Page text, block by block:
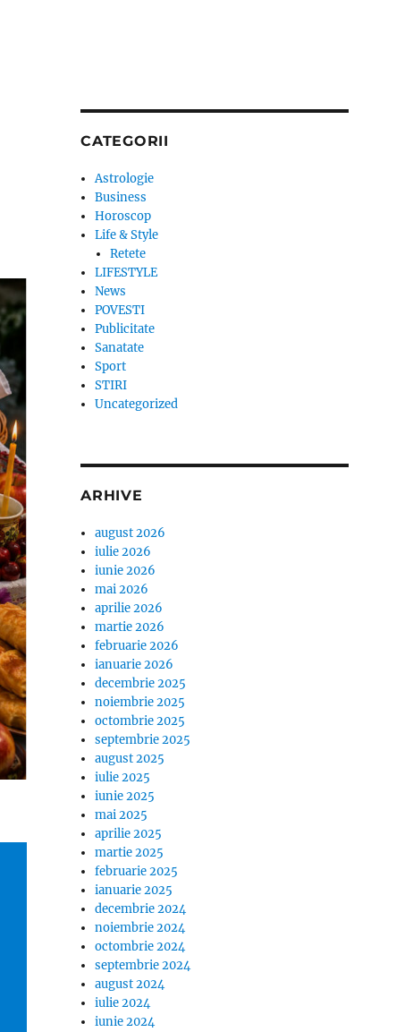
CATEGORII
Astrologie
Business
Horoscop
Life & Style
Retete
LIFESTYLE
News
POVESTI
Publicitate
Sanatate
Sport
STIRI
Uncategorized
ARHIVE
august 2026
iulie 2026
iunie 2026
mai 2026
aprilie 2026
martie 2026
februarie 2026
ianuarie 2026
decembrie 2025
noiembrie 2025
octombrie 2025
septembrie 2025
august 2025
iulie 2025
iunie 2025
mai 2025
aprilie 2025
martie 2025
februarie 2025
ianuarie 2025
decembrie 2024
noiembrie 2024
octombrie 2024
septembrie 2024
august 2024
iulie 2024
iunie 2024